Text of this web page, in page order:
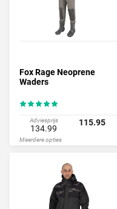
Fox Rage Neoprene
Waders
Adviesprijs
134.99
115.95
Meerdere opties